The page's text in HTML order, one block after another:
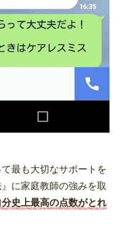
最も大切なサポートを
に家庭教師の強みを取
史上最高の点数がとれ